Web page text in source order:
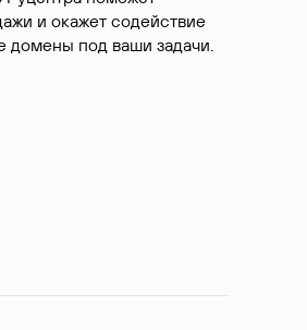
и окажет содействие
домены под ваши задачи.